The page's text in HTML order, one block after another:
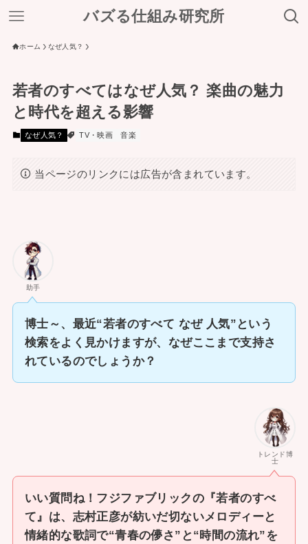
バズる仕組み研究所
ホーム なぜ人気？
若者のすべてはなぜ人気？ 楽曲の魅力
と時代を超える影響
なぜ人気？ TV・映画 音楽
当ページのリンクには広告が含まれています。
助手
博士～、最近“若者のすべて なぜ 人気”という
検索をよく見かけますが、なぜここまで支持さ
れているのでしょうか？
トレンド博
士
いい質問ね！フジファブリックの『若者のすべ
て』は、志村正彦が紡いだ切ないメロディーと
情緒的な歌詞で“青春の儚さ”と“時間の流れ”を